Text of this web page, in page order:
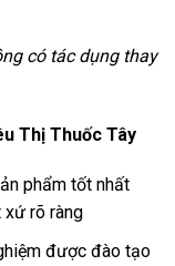
có tác dụng thay
Thị Thuốc Tây
phẩm tốt nhất
xứ rõ ràng
được đào tạo